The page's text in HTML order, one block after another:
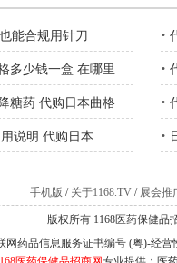
能合规用针刀 ·
多少钱一盒 在哪里 ·
糖药 代购日本曲格 ·
说明 代购日本 ·
手机版 / 关于1168.TV / 展会推
版权所有 1168医药保健品
网药品信息服务证书编号 (粤)-经营